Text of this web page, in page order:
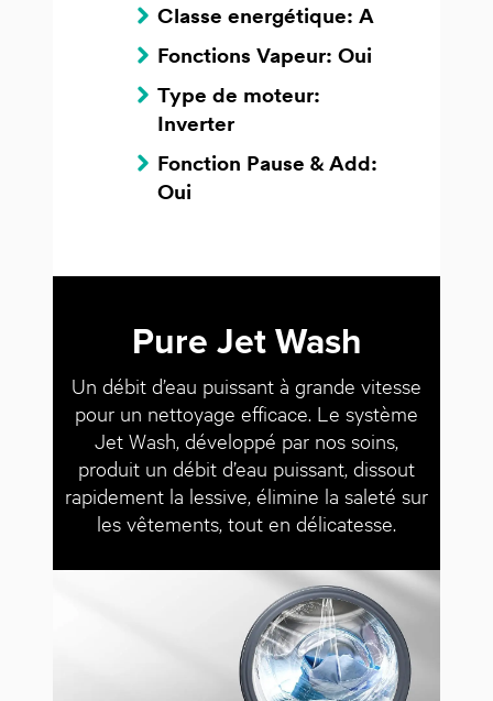
Classe energétique: A
Fonctions Vapeur: Oui
Type de moteur:
Inverter
Fonction Pause & Add:
Oui
Pure Jet Wash
Un débit d’eau puissant à grande vitesse
pour un nettoyage efficace. Le système
Jet Wash, développé par nos soins,
produit un débit d’eau puissant, dissout
rapidement la lessive, élimine la saleté sur
les vêtements, tout en délicatesse.